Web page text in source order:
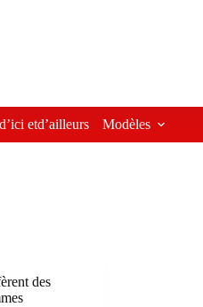
etd’ailleurs Modèles
des